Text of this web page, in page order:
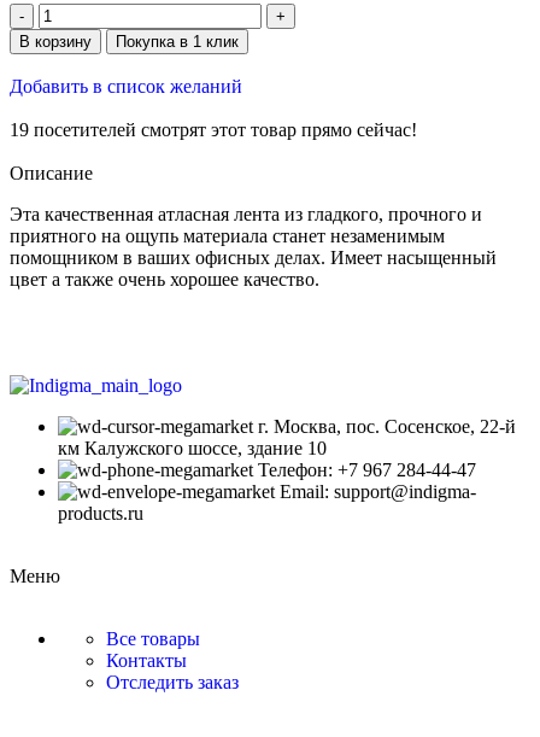
В корзину Покупка в 1 клик
Добавить в список желаний
19 посетителей смотрят этот товар прямо сейчас!
Описание
Эта качественная атласная лента из гладкого, прочного и
приятного на ощупь материала станет незаменимым
помощником в ваших офисных делах. Имеет насыщенный
цвет а также очень хорошее качество.
г. Москва, пос. Сосенское, 22-й
км Калужского шоссе, здание 10
Телефон: +7 967 284-44-47
Email: support@indigma-
products.ru
Меню
Все товары
Контакты
Отследить заказ